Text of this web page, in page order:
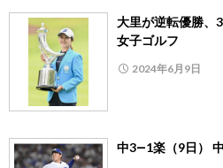
大里が逆転優勝、
女子ゴルフ
2024年6月9日
中3―1楽（9日）